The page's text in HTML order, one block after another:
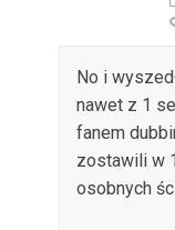
No i
nawet z 1
fanem
zostawili w
osobnych